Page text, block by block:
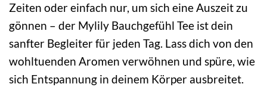
Zeiten oder einfach nur, um sich eine Auszeit zu
gönnen – der Mylily Bauchgefühl Tee ist dein
sanfter Begleiter für jeden Tag. Lass dich von den
wohltuenden Aromen verwöhnen und spüre, wie
sich Entspannung in deinem Körper ausbreitet.